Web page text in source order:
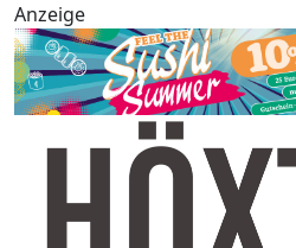
Anzeige